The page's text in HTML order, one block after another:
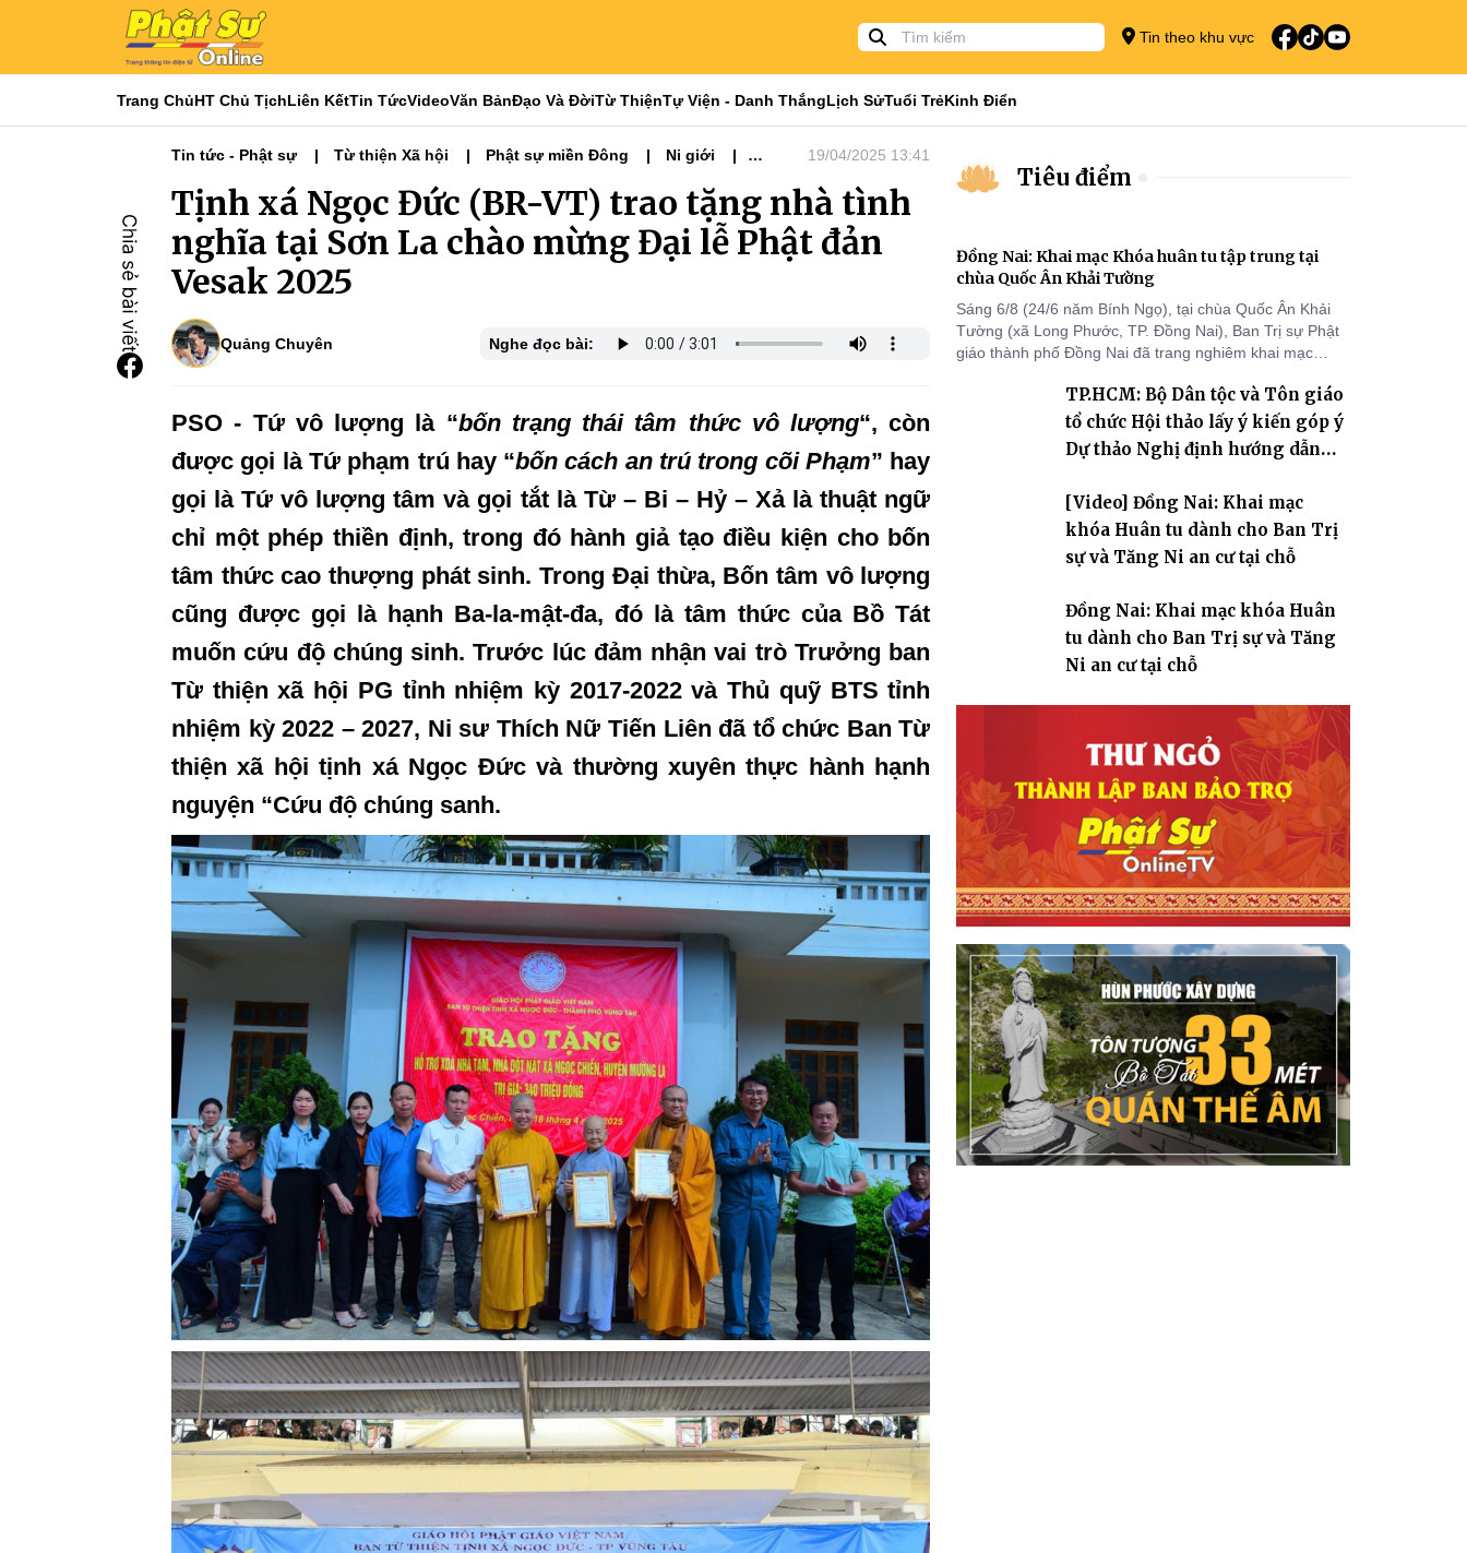
Tin theo khu vực
Trang ChủHT Chủ TịchLiên KếtTin TứcVideoVăn BảnĐạo Và ĐờiTừ ThiệnTự Viện - Danh ThắngLịch SửTuổi TrẻKinh Điển
Tin tức - Phật sự Từ thiện Xã hội Phật sự miền Đông
Ni giới
19/04/2025 13:41
Tịnh xá Ngọc Đức (BR-VT) trao tặng nhà tình
nghĩa tại Sơn La chào mừng Đại lễ Phật đản
Vesak 2025
Quảng Chuyên Nghe đọc bài:
PSO - Tứ vô lượng là “bốn trạng thái tâm thức vô lượng“, còn
được gọi là Tứ phạm trú hay “bốn cách an trú trong cõi Phạm” hay
gọi là Tứ vô lượng tâm và gọi tắt là Từ – Bi – Hỷ – Xả là thuật ngữ
chỉ một phép thiền định, trong đó hành giả tạo điều kiện cho bốn
tâm thức cao thượng phát sinh. Trong Đại thừa, Bốn tâm vô lượng
cũng được gọi là hạnh Ba-la-mật-đa, đó là tâm thức của Bồ Tát
muốn cứu độ chúng sinh. Trước lúc đảm nhận vai trò Trưởng ban
Từ thiện xã hội PG tỉnh nhiệm kỳ 2017-2022 và Thủ quỹ BTS tỉnh
nhiệm kỳ2022 – 2027, Ni sư Thích Nữ Tiến Liên đã tổ chức Ban Từ
thiện xã hội tịnh xá Ngọc Đức và thường xuyên thực hành hạnh
nguyện “Cứu độ chúng sanh.
Tiêu điểm
Đồng Nai: Khai mạc Khóa huân tu tập trung tại
chùa Quốc Ân Khải Tường
Sáng 6/8 (24/6 năm Bính Ngọ), tại chùa Quốc Ân Khải
Tường (xã Long Phước, TP. Đồng Nai), Ban Trị sự Phật
giáo thành phố Đồng Nai đã trang nghiêm khai mạc
2570 dành cho chư Tăng hành giả an cư tại chỗ khu vực
VII, VIII và trường hạ chùa Quốc Ân Khải Tường.
TP.HCM: Bộ Dân tộc và Tôn giáo
tổ chức Hội thảo lấy ý kiến góp ý
Dự thảo Nghị định hướng dẫn
giáo
[Video] Đồng Nai: Khai mạc
khóa Huân tu dành cho Ban Trị
sự và Tăng Ni an cư tại chỗ
Đồng Nai: Khai mạc khóa Huân
tu dành cho Ban Trị sự và Tăng
Ni an cư tại chỗ